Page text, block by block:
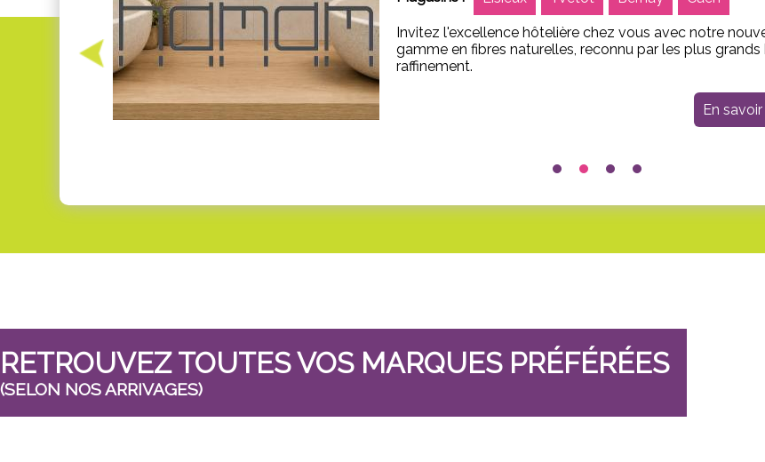
Invitez l'excellence hôtelière chez vous avec notre
gamme en fibres naturelles, reconnu par les plus
raffinement.
En
RETROUVEZ TOUTES VOS MARQUES PRÉFÉRÉES
(SELON NOS ARRIVAGES)